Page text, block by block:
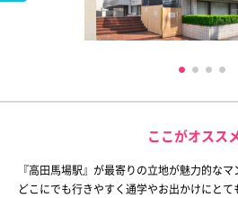
ここがオスス
『高田馬場駅』が最寄りの立地が魅力的なマ
どこにでも行きやすく通学やお出かけにと